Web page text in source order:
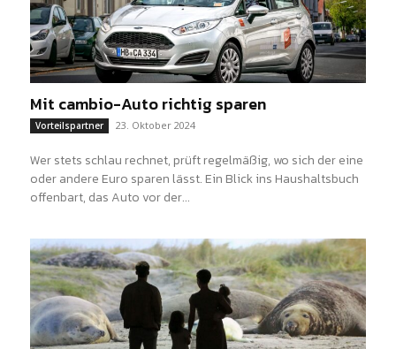
Mit cambio-Auto richtig sparen
Vorteilspartner 23. Oktober 2024
Wer stets schlau rechnet, prüft regelmäßig, wo sich der eine
oder andere Euro sparen lässt. Ein Blick ins Haushaltsbuch
offenbart, das Auto vor der...